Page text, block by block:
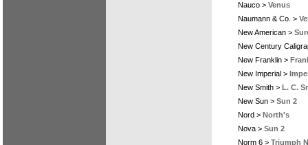
Nauco > Venus
Naumann & Co. >
New American >
New Century
New Franklin >
New Imperial >
New Smith > L. C.
New Sun > Sun 2
Nord > North's
Nova > Sun 2
Norm 6 > Triumph